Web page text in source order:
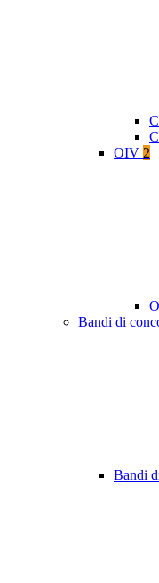
OIV 2
Bandi di
Bandi